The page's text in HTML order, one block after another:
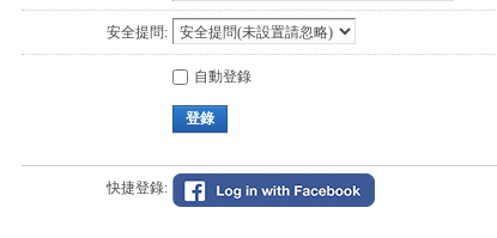
安全提問:
自動登錄
登錄
快捷登錄: